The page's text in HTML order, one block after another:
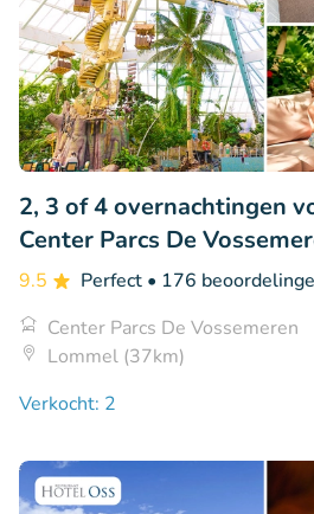
2, 3 of 4 overnachtingen
Center Parcs De
9.5 Perfect • 176
Center Parcs De Vossemeren
Lommel (37km)
Verkocht: 2